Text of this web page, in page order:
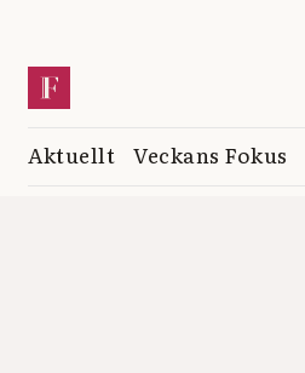
Aktuellt Veckans Fokus